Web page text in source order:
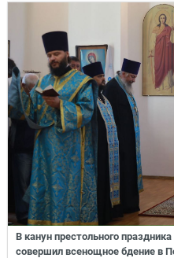
В канун престольного
совершил всенощное бдение в